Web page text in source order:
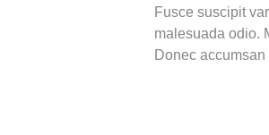
Fusce suscipit
malesuada odio.
Donec